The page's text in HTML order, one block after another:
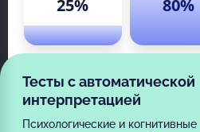
25% 80%
Тесты с автоматической
интерпретацией
Психологические и когнитивные